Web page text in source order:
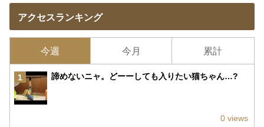
アクセスランキング
今週 今月 累計
1 諦めないニャ。どーーしても入りたい猫ちゃん…?
0 views